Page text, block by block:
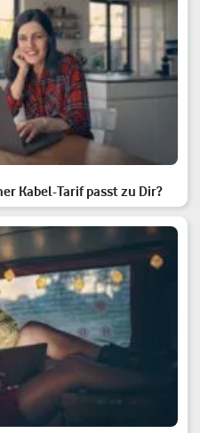
Kabel-Tarif passt zu Dir?